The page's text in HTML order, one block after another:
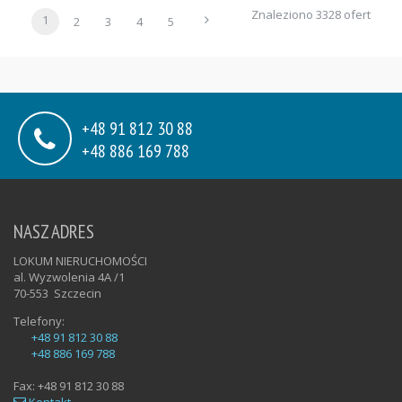
1 2 3 4 5 Znaleziono 3328 ofert
+48 91 812 30 88
+48 886 169 788
NASZ ADRES
LOKUM NIERUCHOMOŚCI
al. Wyzwolenia 4A /1
70-553 Szczecin
Telefony:
+48 91 812 30 88
+48 886 169 788
Fax: +48 91 812 30 88